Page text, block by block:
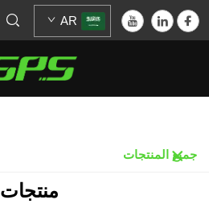
AR
جميع المنتجات
منتجات